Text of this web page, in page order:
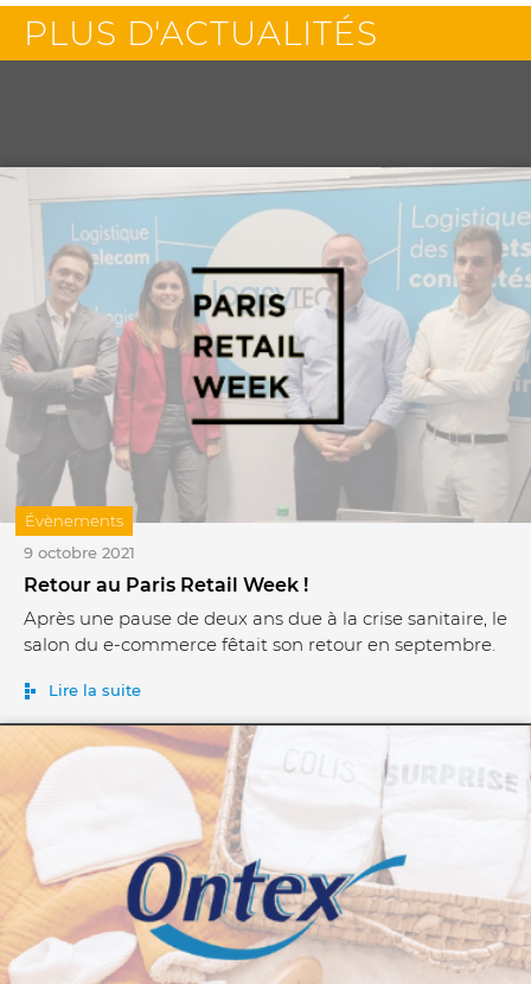
PLUS D'ACTUALITÉS
9 octobre 2021
Retour au Paris Retail Week !
Après une pause de deux ans due à la crise sanitaire, le
salon du e-commerce fêtait son retour en septembre.
Lire la suite
Évènements